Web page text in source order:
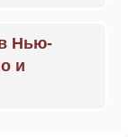
Нью-
и